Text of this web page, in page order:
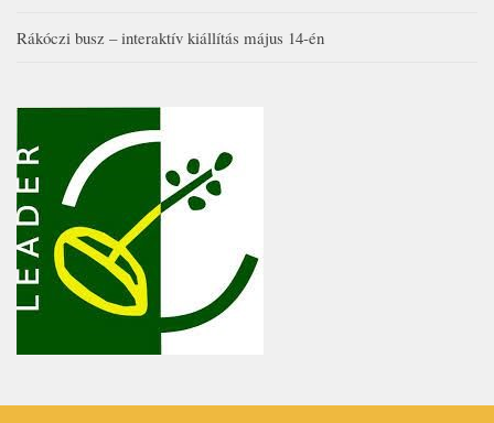
Rákóczi busz – interaktív kiállítás május 14-én